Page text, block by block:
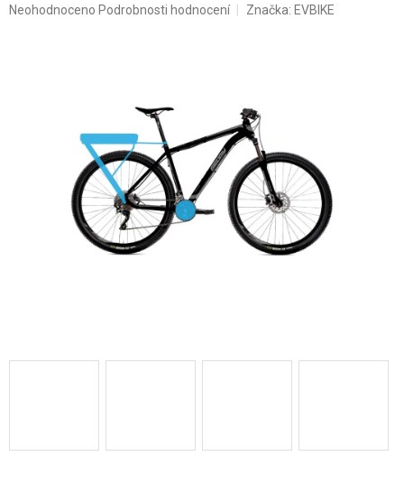
Průměrné
Neohodnoceno Podrobnosti hodnocení Značka: EVBIKE